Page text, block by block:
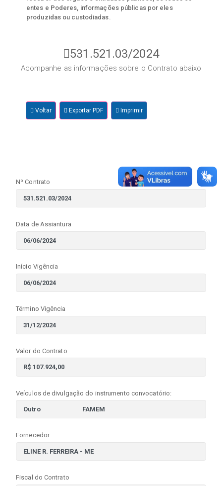
entes e Poderes, informações públicas por eles
produzidas ou custodiadas.
531.521.03/2024
Acompanhe as informações sobre o Contrato abaixo
Voltar Exportar PDF Imprimir
Nº Contrato
Data de Assiantura
Início Vigência
Término Vigência
Valor do Contrato
Veículos de divulgação do instrumento convocatório:
Fornecedor
Fiscal do Contrato